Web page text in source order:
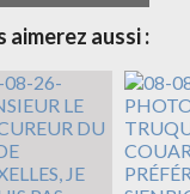
aimerez aussi :